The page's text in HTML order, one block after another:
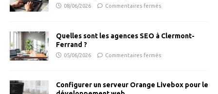
08/06/2026 Commentaires fermés
Quelles sont les agences SEO à Clermont-
Ferrand ?
05/06/2026 Commentaires fermés
Configurer un serveur Orange Livebox pour le